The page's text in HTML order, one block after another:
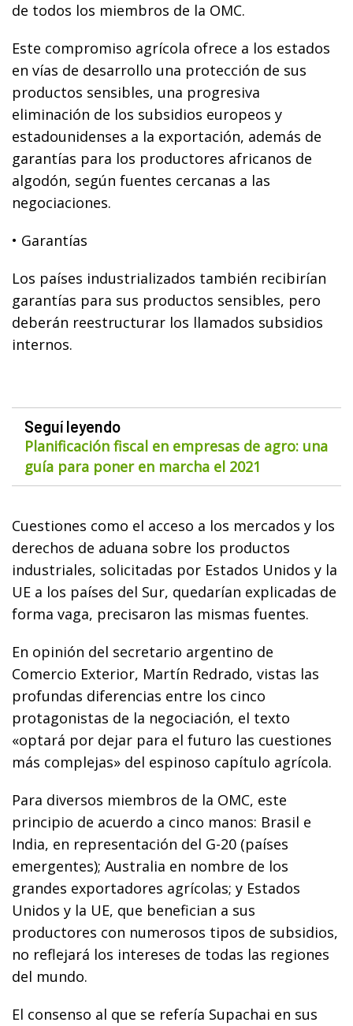
de todos los miembros de la OMC.
Este compromiso agrícola ofrece a los estados
en vías de desarrollo una protección de sus
productos sensibles, una progresiva
eliminación de los subsidios europeos y
estadounidenses a la exportación, además de
garantías para los productores africanos de
algodón, según fuentes cercanas a las
negociaciones.
• Garantías
Los países industrializados también recibirían
garantías para sus productos sensibles, pero
deberán reestructurar los llamados subsidios
internos.
Seguí leyendo
Planificación fiscal en empresas de agro: una
guía para poner en marcha el 2021
Cuestiones como el acceso a los mercados y los
derechos de aduana sobre los productos
industriales, solicitadas por Estados Unidos y la
UE a los países del Sur, quedarían explicadas de
forma vaga, precisaron las mismas fuentes.
En opinión del secretario argentino de
Comercio Exterior, Martín Redrado, vistas las
profundas diferencias entre los cinco
protagonistas de la negociación, el texto
«optará por dejar para el futuro las cuestiones
más complejas» del espinoso capítulo agrícola.
Para diversos miembros de la OMC, este
principio de acuerdo a cinco manos: Brasil e
India, en representación del G-20 (países
emergentes); Australia en nombre de los
grandes exportadores agrícolas; y Estados
Unidos y la UE, que benefician a sus
productores con numerosos tipos de subsidios,
no reflejará los intereses de todas las regiones
del mundo.
El consenso al que se refería Supachai en sus